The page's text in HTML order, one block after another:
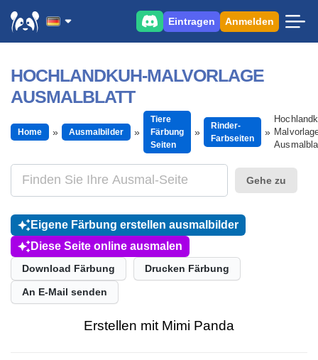
Eintragen Anmelden
HOCHLANDKUH-MALVORLAGE
AUSMALBLATT
Home Ausmalbilder
Tiere
Färbung
Seiten
Rinder-
Farbseiten
Gehe zu
Eigene Färbung erstellen ausmalbilder
Diese Seite online ausmalen
Download Färbung Drucken Färbung
An E-Mail senden
Erstellen mit Mimi Panda